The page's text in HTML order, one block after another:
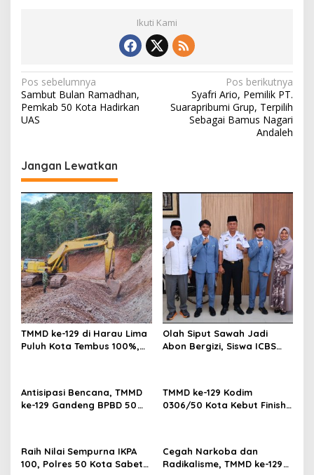
Ikuti Kami
N
a
v
g
a
s
i
p
o
s
Pos sebelumnya
Sambut Bulan Ramadhan,
Pemkab 50 Kota Hadirkan
UAS
Pos berikutnya
Syafri Ario, Pemilik PT.
Suarapribumi Grup, Terpilih
Sebagai Bamus Nagari
Andaleh
Jangan Lewatkan
TMMD ke-129 di Harau Lima
Puluh Kota Tembus 100%,
Olah Siput Sawah Jadi
Abon Bergizi, Siswa ICBS
Antisipasi Bencana, TMMD
ke-129 Gandeng BPBD 50
TMMD ke-129 Kodim
0306/50 Kota Kebut Finish:
Raih Nilai Sempurna IKPA
100, Polres 50 Kota Sabet
Cegah Narkoba dan
Radikalisme, TMMD ke-129